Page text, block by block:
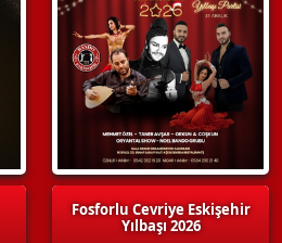
Fosforlu Cevriye Eskişehir
Yılbaşı 2026